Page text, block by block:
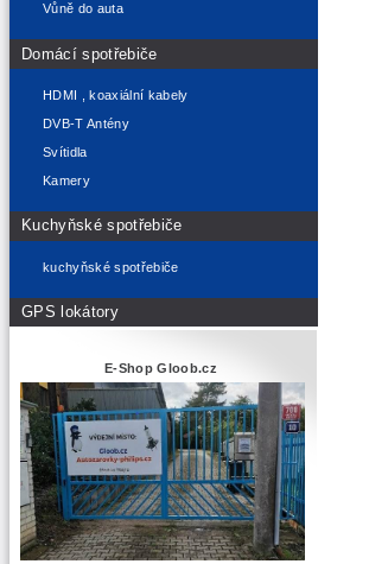
Vůně do auta
Domácí spotřebiče
HDMI , koaxiální kabely
DVB-T Antény
Svítidla
Kamery
Kuchyňské spotřebiče
kuchyňské spotřebiče
GPS lokátory
E-Shop Gloob.cz